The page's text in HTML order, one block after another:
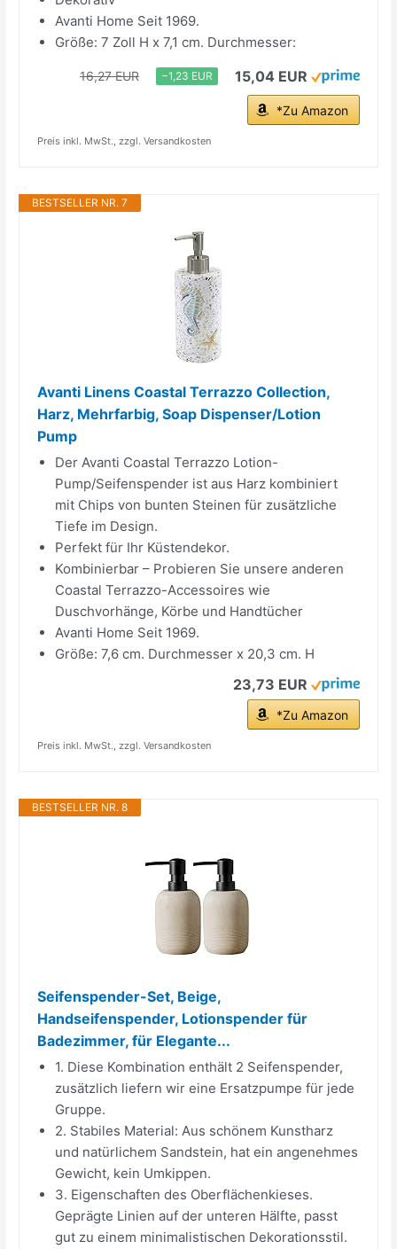
Avanti Home Seit 1969.
Größe: 7 Zoll H x 7,1 cm. Durchmesser:
16,27 EUR −1,23 EUR 15,04 EUR
*Zu Amazon
Preis inkl. MwSt., zzgl. Versandkosten
BESTSELLER NR. 7
Avanti Linens Coastal Terrazzo Collection,
Harz, Mehrfarbig, Soap Dispenser/Lotion
Pump
Der Avanti Coastal Terrazzo Lotion-
Pump/Seifenspender ist aus Harz kombiniert
mit Chips von bunten Steinen für zusätzliche
Tiefe im Design.
Perfekt für Ihr Küstendekor.
Kombinierbar – Probieren Sie unsere anderen
Coastal Terrazzo-Accessoires wie
Duschvorhänge, Körbe und Handtücher
Avanti Home Seit 1969.
Größe: 7,6 cm. Durchmesser x 20,3 cm. H
23,73 EUR
*Zu Amazon
Preis inkl. MwSt., zzgl. Versandkosten
BESTSELLER NR. 8
Seifenspender-Set, Beige,
Handseifenspender, Lotionspender für
Badezimmer, für Elegante...
1. Diese Kombination enthält 2 Seifenspender,
zusätzlich liefern wir eine Ersatzpumpe für jede
Gruppe.
2. Stabiles Material: Aus schönem Kunstharz
und natürlichem Sandstein, hat ein angenehmes
Gewicht, kein Umkippen.
3. Eigenschaften des Oberflächenkieses.
Geprägte Linien auf der unteren Hälfte, passt
gut zu einem minimalistischen Dekorationsstil.